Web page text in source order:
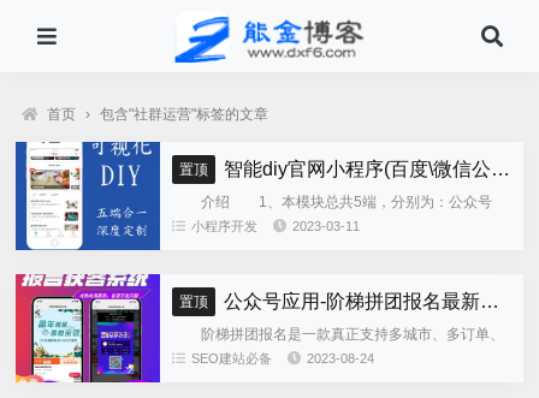
首页 › 包含"社群运营"标签的文章
置顶 智能diy官网小程序(百度\微信公众号\微信小程序\支付宝\抖音小程序)独立版
介绍 1、本模块总共5端，分别为：公众号
h5、微信小程序、百度小程序、支付宝小程序、......
小程序开发 2023-03-11
置顶 公众号应用-阶梯拼团报名最新版本源码程序
阶梯拼团报名是一款真正支持多城市、多订单、
全供应链商业模式，订单统计、核销、一键导出等强
SEO建站必备 2023-08-24